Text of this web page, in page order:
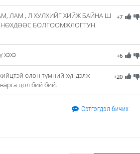
+7
ЛАМ , Л ХУЛХИЙГ ХИЙЖ БАЙНА Ш
НӨХДӨӨС БОЛГООМЖЛОГТУН.
+6
хэхэ
+20
олон түмний хүндэлж
цол бий бий.
Сэтгэгдэл бичих